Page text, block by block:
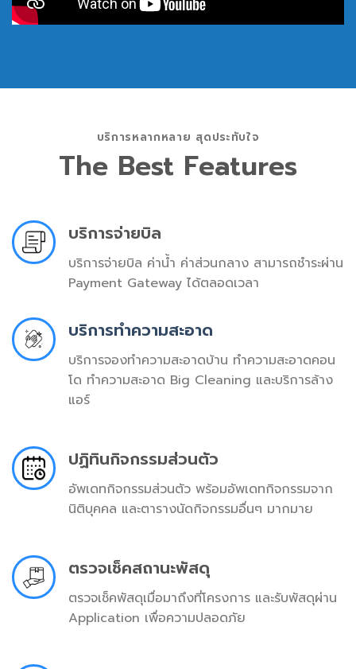
บริการหลากหลาย สุดประทับใจ
The Best Features
บริการจ่ายบิล
บริการจ่ายบิล ค่าน้ำ ค่าส่วนกลาง สามารถชำระผ่าน
Payment Gateway ได้ตลอดเวลา
บริการทำความสะอาด
บริการจองทำความสะอาดบ้าน ทำความสะอาดคอน
โด ทำความสะอาด Big Cleaning และบริการล้าง
แอร์
ปฏิทินกิจกรรมส่วนตัว
อัพเดทกิจกรรมส่วนตัว พร้อมอัพเดทกิจกรรมจาก
นิติบุคคล และตารางนัดกิจกรรมอื่นๆ มากมาย
ตรวจเช็คสถานะพัสดุ
ตรวจเช็คพัสดุเมื่อมาถึงที่โครงการ และรับพัสดุผ่าน
Application เพื่อความปลอดภัย